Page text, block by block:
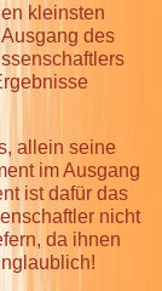
kleinsten
des
allein seine
im Ausgang
ist dafür das
nicht
da ihnen